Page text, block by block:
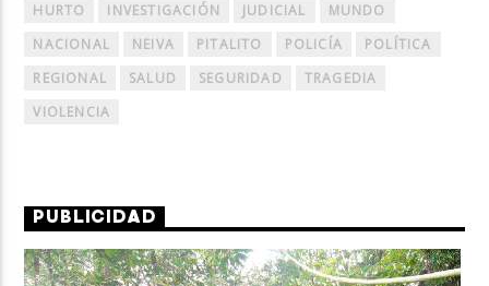
HURTO
INVESTIGACIÓN JUDICIAL
MUNDO
NACIONAL
NEIVA PITALITO POLICÍA
POLÍTICA
REGIONAL
SALUD SEGURIDAD
TRAGEDIA
VIOLENCIA
PUBLICIDAD